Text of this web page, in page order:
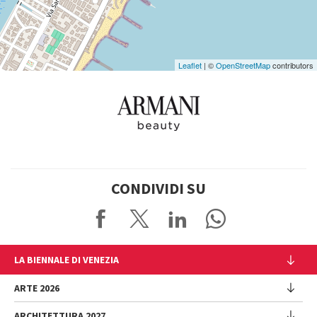
Leaflet | ©OpenStreetMapcontributors
CONDIVIDI SU
LA BIENNALE DI VENEZIA
L'Istituzione
Cariche istituzionali
ARTE 2026